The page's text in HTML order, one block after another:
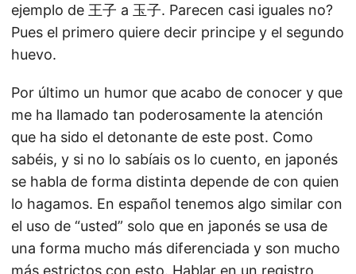
ejemplo de 王子 a 玉子. Parecen casi iguales no?
Pues el primero quiere decir principe y el segundo
huevo.
Por último un humor que acabo de conocer y que
me ha llamado tan poderosamente la atención
que ha sido el detonante de este post. Como
sabéis, y si no lo sabíais os lo cuento, en japonés
se habla de forma distinta depende de con quien
lo hagamos. En español tenemos algo similar con
el uso de “usted” solo que en japonés se usa de
una forma mucho más diferenciada y son mucho
más estrictos con esto. Hablar en un registro